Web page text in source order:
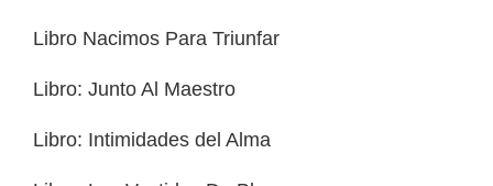
Libro Nacimos Para Triunfar
Libro: Junto Al Maestro
Libro: Intimidades del Alma